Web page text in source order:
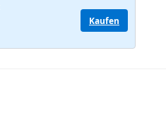
Kaufen